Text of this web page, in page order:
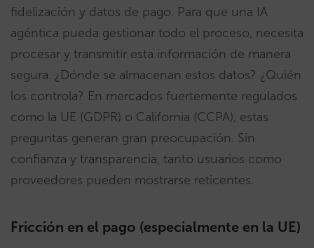
fidelización y datos de pago. Para que una IA
agéntica pueda gestionar todo el proceso, necesita
procesar y transmitir esta información de manera
segura. ¿Dónde se almacenan estos datos? ¿Quién
los controla? En mercados fuertemente regulados
como la UE (GDPR) o California (CCPA), estas
preguntas generan gran preocupación. Sin
confianza y transparencia, tanto usuarios como
proveedores pueden mostrarse reticentes.
Fricción en el pago (especialmente en la UE)